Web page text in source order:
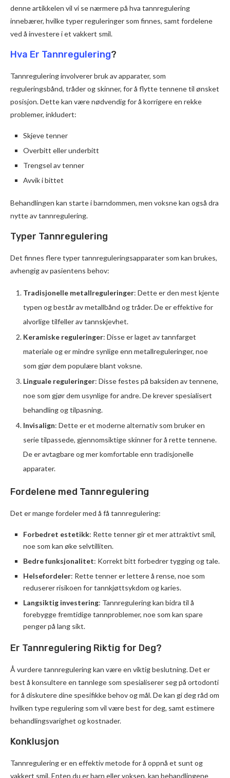
denne artikkelen vil vi se nærmere på hva tannregulering
innebærer, hvilke typer reguleringer som finnes, samt fordelene
ved å investere i et vakkert smil.
Hva Er Tannregulering?
Tannregulering involverer bruk av apparater, som
reguleringsbånd, tråder og skinner, for å flytte tennene til ønsket
posisjon. Dette kan være nødvendig for å korrigere en rekke
problemer, inkludert:
Skjeve tenner
Overbitt eller underbitt
Trengsel av tenner
Avvik i bittet
Behandlingen kan starte i barndommen, men voksne kan også dra
nytte av tannregulering.
Typer Tannregulering
Det finnes flere typer tannreguleringsapparater som kan brukes,
avhengig av pasientens behov:
Tradisjonelle metallreguleringer: Dette er den mest kjente
typen og består av metallbånd og tråder. De er effektive for
alvorlige tilfeller av tannskjevhet.
Keramiske reguleringer: Disse er laget av tannfarget
materiale og er mindre synlige enn metallreguleringer, noe
som gjør dem populære blant voksne.
Linguale reguleringer: Disse festes på baksiden av tennene,
noe som gjør dem usynlige for andre. De krever spesialisert
behandling og tilpasning.
Invisalign: Dette er et moderne alternativ som bruker en
serie tilpassede, gjennomsiktige skinner for å rette tennene.
De er avtagbare og mer komfortable enn tradisjonelle
apparater.
Fordelene med Tannregulering
Det er mange fordeler med å få tannregulering:
Forbedret estetikk: Rette tenner gir et mer attraktivt smil,
noe som kan øke selvtilliten.
Bedre funksjonalitet: Korrekt bitt forbedrer tygging og tale.
Helsefordeler: Rette tenner er lettere å rense, noe som
reduserer risikoen for tannkjøttsykdom og karies.
Langsiktig investering: Tannregulering kan bidra til å
forebygge fremtidige tannproblemer, noe som kan spare
penger på lang sikt.
Er Tannregulering Riktig for Deg?
Å vurdere tannregulering kan være en viktig beslutning. Det er
best å konsultere en tannlege som spesialiserer seg på ortodonti
for å diskutere dine spesifikke behov og mål. De kan gi deg råd om
hvilken type regulering som vil være best for deg, samt estimere
behandlingsvarighet og kostnader.
Konklusjon
Tannregulering er en effektiv metode for å oppnå et sunt og
vakkert smil. Enten du er barn eller voksen, kan behandlingene